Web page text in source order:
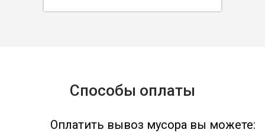
Способы оплаты
Оплатить вывоз мусора вы можете: